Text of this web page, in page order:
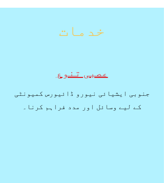
خدمات
عصبی تنوع
جنوبی ایشیائی نیورو ڈائیورس کمیونٹی
کے لیے وسائل اور مدد فراہم کرنا۔